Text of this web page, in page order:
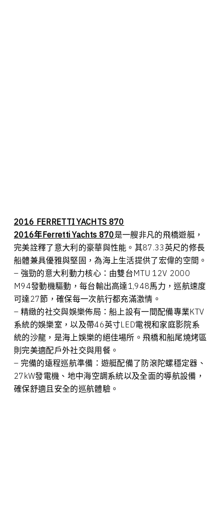
2016 FERRETTI YACHTS 870
2016年Ferretti Yachts 870是一艘非凡的飛橋遊艇，
完美詮釋了意大利的豪華與性能。其87.33英尺的修長
船體兼具優雅與堅固，為海上生活提供了宏偉的空間。
– 強勁的意大利動力核心：由雙台MTU 12V 2000
M94發動機驅動，每台輸出高達1,948馬力，巡航速度
可達27節，確保每一次航行都充滿激情。
– 精緻的社交與娛樂佈局：船上設有一間配備專業KTV
系統的娛樂室，以及帶46英寸LED電視和家庭影院系
統的沙龍，是海上娛樂的絕佳場所。飛橋和船尾燒烤區
則完美適配戶外社交與用餐。
– 完備的遠程巡航準備：遊艇配備了防滾陀螺穩定器、
27kW發電機、地中海空調系統以及全面的導航設備，
確保舒適且安全的巡航體驗。